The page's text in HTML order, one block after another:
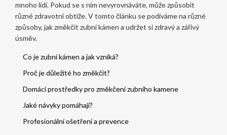
mnoho lidí. Pokud se s ním nevyrovnáváte, může způsobit
různé zdravotní obtíže. V tomto článku se podíváme na různé
způsoby, jak změkčit zubní kámen a udržet si zdravý a zářivý
úsměv.
Co je zubní kámen a jak vzniká?
Proč je důležité ho změkčit?
Domácí prostředky pro změkčení zubního kamene
Jaké návyky pomáhají?
Profesionální ošetření a prevence